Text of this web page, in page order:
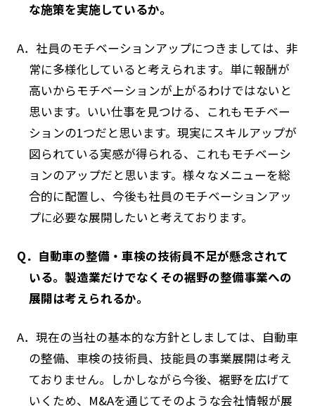
な施策を実施しているか。
A．社員のモチベーションアップにつきましては、非
常に多様化していると考えられます。単に報酬が
高いからモチベーションが上がるわけではないと
思います。いい仕事を見つける、これもモチベー
ションの1つだと思います。現実にスキルアップが
図られている実感が得られる、これもモチベーシ
ョンのアップだと思います。様々なメニューを総
合的に配置し、今後も社員のモチベーションアッ
プに必要な展開したいと考えております。
Q．自動車の整備・車検の技術員不足が懸念されて
いる。製造業だけでなくその裾野の整備事業への
展開は考えられるか。
A．現在の当社の基本的な方針としましては、自動車
の整備、車検の技術員、技能員の事業展開は考え
ておりません。しかしながら今後、裾野を広げて
いくため、M&Aを通じてそのような会社情報が展